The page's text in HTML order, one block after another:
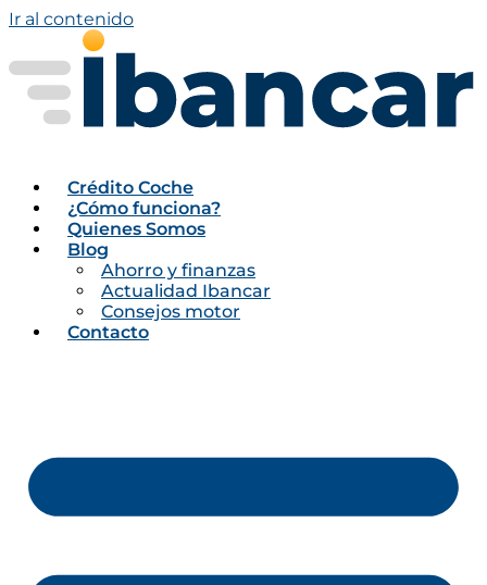
Ir al contenido
Crédito Coche
¿Cómo funciona?
Quienes Somos
Blog
Ahorro y finanzas
Actualidad Ibancar
Consejos motor
Contacto